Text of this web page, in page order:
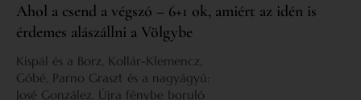
Ahol a csend a végszó – 6+1 ok, amiért az idén is
érdemes alászállni a Völgybe
Kispál és a Borz, Kollár-Klemencz,
Góbé, Parno Graszt és a nagyágyú:
José González. Újra fénybe boruló